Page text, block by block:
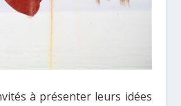
à présenter leurs idées